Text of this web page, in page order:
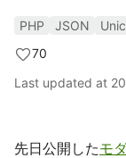
PHP JSON
70
Last updated at
先日公開したモ